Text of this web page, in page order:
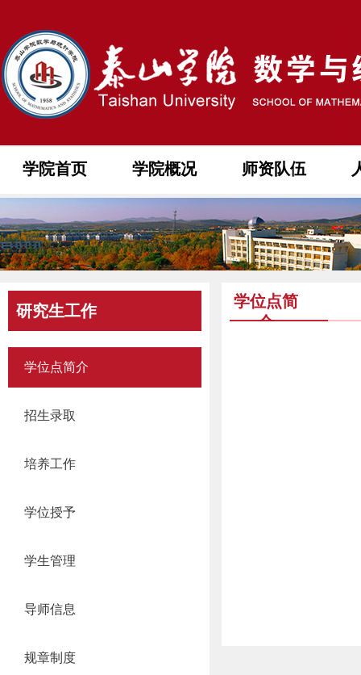
学院首页 学院概况 师资队伍
研究生工作
学位点简介
招生录取
培养工作
学位授予
学生管理
导师信息
规章制度
学位点简
介